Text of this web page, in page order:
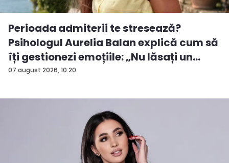
07 august 2026, 10:20
Perioada admiterii te stresează?
Psihologul Aurelia Balan explică cum să
îți gestionezi emoțiile: „Nu lăsați un
rezu...